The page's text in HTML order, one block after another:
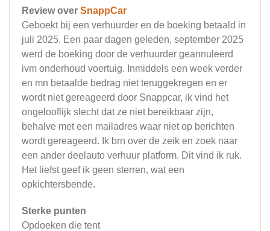
Review over SnappCar
Geboekt bij een verhuurder en de boeking betaald in
juli 2025. Een paar dagen geleden, september 2025
werd de boeking door de verhuurder geannuleerd
ivm onderhoud voertuig. Inmiddels een week verder
en mn betaalde bedrag niet teruggekregen en er
wordt niet gereageerd door Snappcar, ik vind het
ongelooflijk slecht dat ze niet bereikbaar zijn,
behalve met een mailadres waar niet op berichten
wordt gereageerd. Ik brn over de zeik en zoek naar
een ander deelauto verhuur platform. Dit vind ik ruk.
Het liefst geef ik geen sterren, wat een
opkichtersbende.
Sterke punten
Opdoeken die tent